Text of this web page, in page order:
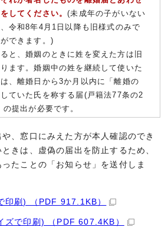
してください。(未成年の子がいない
令和8年4月1日以降も旧様式のみで
できます。)
と、婚姻のときに姓を変えた方は旧
ます。婚姻中の姓を継続して使いた
、離婚日から3か月以内に「離婚の
ていた氏を称する届(戸籍法77条の2
の提出が必要です。
、窓口にみえた方が本人確認のでき
きは、虚偽の届出を防止するため、
たことの「お知らせ」を送付しま
印刷) （PDF 917.1KB）
ズで印刷) （PDF 607.4KB）